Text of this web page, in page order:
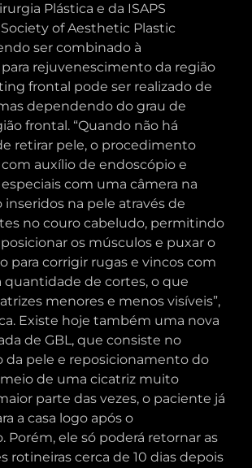
Plástica e da ISAPS
of Aesthetic Plastic
ser combinado à
para rejuvenescimento da região
frontal pode ser realizado de
dependendo do grau de
frontal. “Quando não há
retirar pele, o procedimento
auxílio de endoscópio e
com uma câmera na
inseridos na pele através de
no couro cabeludo, permitindo
os músculos e puxar o
para corrigir rugas e vincos com
de cortes, o que
menores e menos visíveis”,
Existe hoje também uma nova
de GBL, que consiste no
da pele e reposicionamento do
de uma cicatriz muito
parte das vezes, o paciente já
a casa logo após o
Porém, ele só poderá retornar as
rotineiras cerca de 10 dias depois